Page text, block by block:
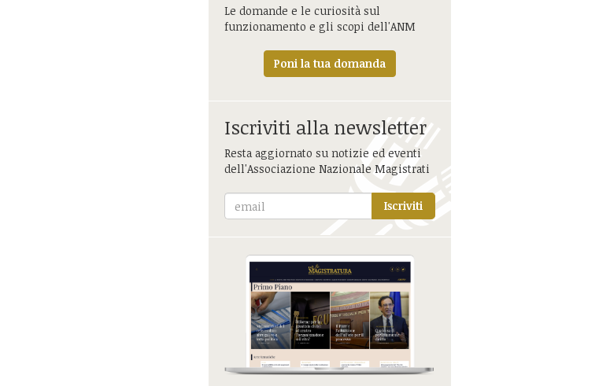
Le domande e le curiosità sul
funzionamento e gli scopi dell'ANM
Poni la tua domanda
Iscriviti alla newsletter
Resta aggiornato su notizie ed eventi
dell'Associazione Nazionale Magistrati
Iscriviti